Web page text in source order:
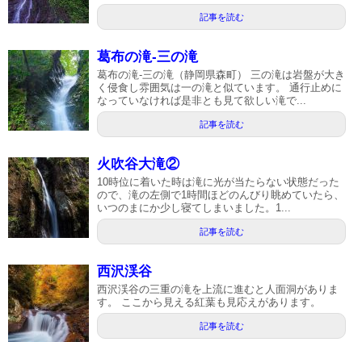
記事を読む
葛布の滝-三の滝
葛布の滝-三の滝（静岡県森町） 三の滝は岩盤が大き
く侵食し雰囲気は一の滝と似ています。 通行止めに
なっていなければ是非とも見て欲しい滝で...
記事を読む
火吹谷大滝②
10時位に着いた時は滝に光が当たらない状態だった
ので、滝の左側で1時間ほどのんびり眺めていたら、
いつのまにか少し寝てしまいました。1...
記事を読む
西沢渓谷
西沢渓谷の三重の滝を上流に進むと人面洞がありま
す。 ここから見える紅葉も見応えがあります。
記事を読む